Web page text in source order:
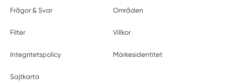
Frågor & Svar Områden
Filter Villkor
Integritetspolicy Märkesidentitet
Sajtkarta